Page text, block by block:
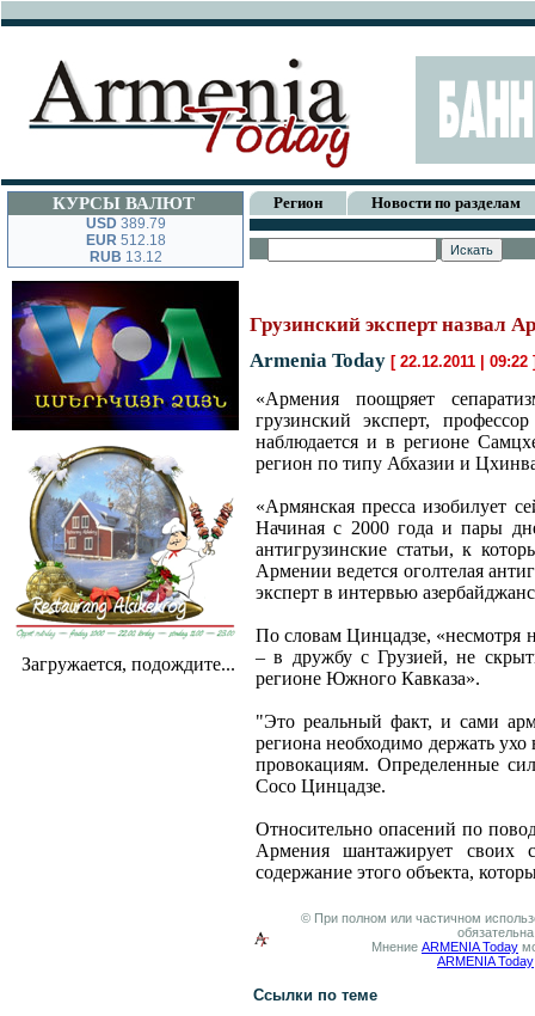
КУРСЫ ВАЛЮТ
USD 389.79
EUR 512.18
RUB 13.12
Загружается, подождите...
Регион Новости по разделам
Грузинский эксперт назвал
Armenia Today [ 22.12.2011 |
«Армения поощряет
грузинский эксперт,
наблюдается и в регионе
регион по типу Абхазии и
«Армянская пресса изобилует
Начиная с 2000 года и пары
антигрузинские статьи, к
Армении ведется оголтелая
эксперт в интервью
По словам Цинцадзе, «несмотря
– в дружбу с Грузией, не
регионе Южного Кавказа».
"Это реальный факт, и сами
региона необходимо держать
провокациям. Определенные
Сосо Цинцадзе.
Относительно опасений по
Армения шантажирует своих
содержание этого объекта,
© При полном или частичном
Мнение ARMENIA Today
ARMENIA Today
Ссылки по теме